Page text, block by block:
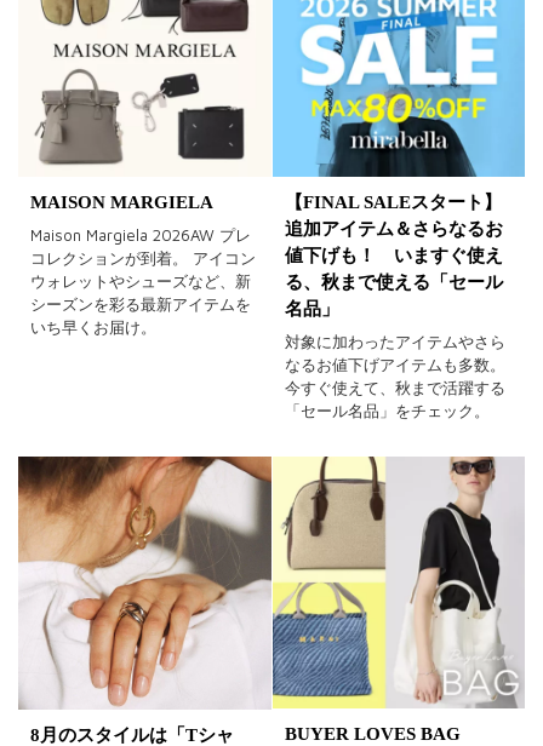
MAISON MARGIELA
Maison Margiela 2026AW プレ
コレクションが到着。 アイコン
ウォレットやシューズなど、新
シーズンを彩る最新アイテムを
いち早くお届け。
【FINAL SALEスタート】
追加アイテム＆さらなるお
値下げも！ いますぐ使え
る、秋まで使える「セール
名品」
対象に加わったアイテムやさら
なるお値下げアイテムも多数。
今すぐ使えて、秋まで活躍する
「セール名品」をチェック。
8月のスタイルは「Tシャ
BUYER LOVES BAG